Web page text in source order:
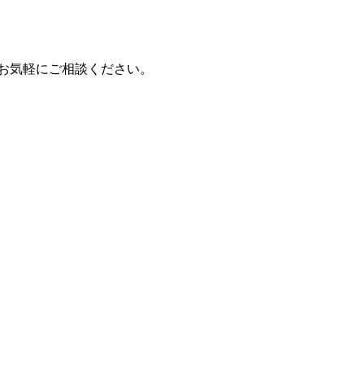
軽にご相談ください。